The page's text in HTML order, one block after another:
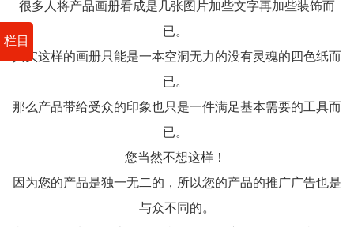
栏目
很多人将产品画册看成是几张图片加些文字再加些装饰而
已。
其实这样的画册只能是一本空洞无力的没有灵魂的四色纸而
已。
那么产品带给受众的印象也只是一件满足基本需要的工具而
已。
您当然不想这样！
因为您的产品是独一无二的，所以您的产品的推广广告也是
与众不同的。